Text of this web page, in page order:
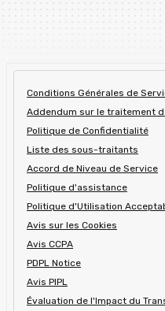
Conditions Générales de
Addendum sur le traitement
Politique de Confidentialité
Liste des sous-traitants
Accord de Niveau de Service
Politique d'assistance
Politique d'Utilisation
Avis sur les Cookies
Avis CCPA
PDPL Notice
Avis PIPL
Évaluation de l'Impact du